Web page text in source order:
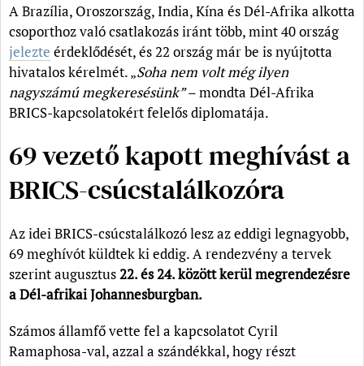
A Brazília, Oroszország, India, Kína és Dél-Afrika alkotta
csoporthoz való csatlakozás iránt több, mint 40 ország
jelezte érdeklődését, és 22 ország már be is nyújtotta
hivatalos kérelmét. „Soha nem volt még ilyen
nagyszámú megkeresésünk”– mondta Dél-Afrika
BRICS-kapcsolatokért felelős diplomatája.
69 vezető kapott meghívást a
BRICS-csúcstalálkozóra
Az idei BRICS-csúcstalálkozó lesz az eddigi legnagyobb,
69 meghívót küldtek ki eddig. A rendezvény a tervek
szerint augusztus22. és 24. között kerül megrendezésre
a Dél-afrikai Johannesburgban.
Számos államfő vette fel a kapcsolatot Cyril
Ramaphosa-val, azzal a szándékkal, hogy részt